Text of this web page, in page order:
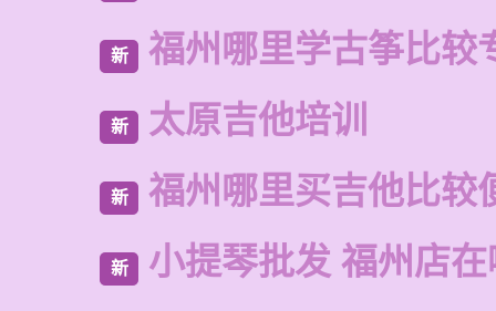
新 福州哪里学古筝比较
新 太原吉他培训
新 福州哪里买吉他比较
新 小提琴批发 福州店